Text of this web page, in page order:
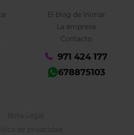
El blog de Inimar
La empresa
Contacto
971 424 177
678875103
Nota Legal
de privacidad